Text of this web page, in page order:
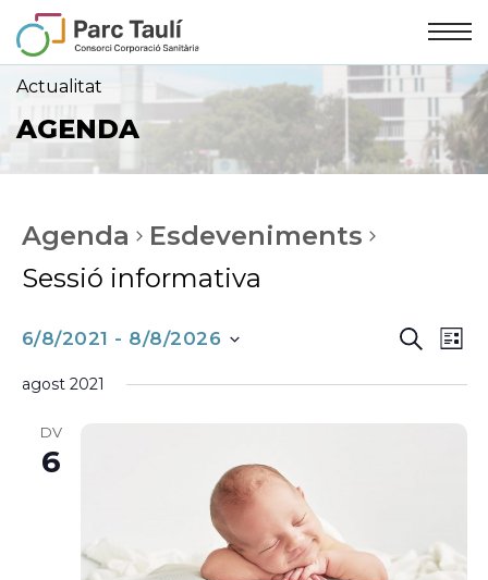
Skip
to
Content
Skip
to
navigation
Actualitat
AGENDA
Agenda
Esdeveniments
Sessió informativa
CERCA
CERCA
6/8/2021 - 8/8/2026
selecciona
una
agost 2021
DV
6